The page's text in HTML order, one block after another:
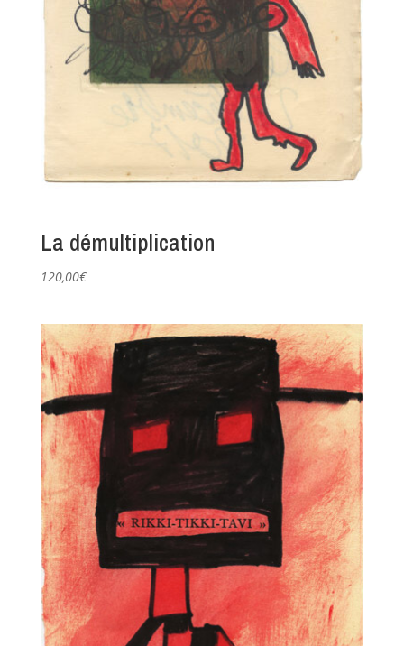
La démultiplication
120,00€